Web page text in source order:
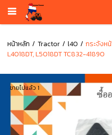
หน้าหลัก Tractor l40
กระจังห
L4018DT, L5018DT TC832-41890
ขายไปแล้ว 1